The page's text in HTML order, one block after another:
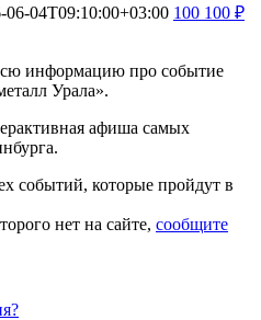
06-04T09:10:00+03:00 100 100 ₽
информацию про событие
Урала».
афиша самых
событий, которые пройдут в
нет на сайте, сообщите